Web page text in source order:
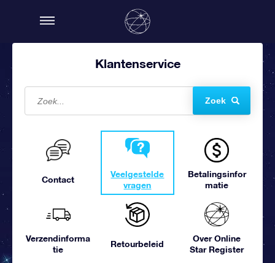
Klantenservice
Zoek
Contact
Veelgestelde
vragen
Betalingsinfor
matie
Verzendinforma
tie
Retourbeleid
Over Online
Star Register